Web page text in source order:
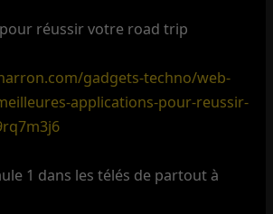
réussir votre road trip
gadgets-techno/web-
applications-pour-reussir-
1 dans les télés de partout à